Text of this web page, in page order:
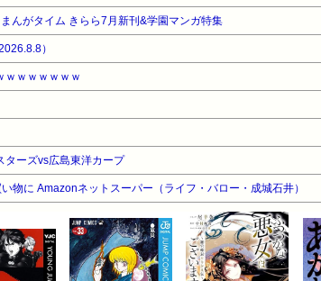
んがタイム きらら7月新刊&学園マンガ特集
）
ｗｗｗｗｗｗｗ
ーズvs広島東洋カープ
物に Amazonネットスーパー（ライフ・バロー・成城石井）